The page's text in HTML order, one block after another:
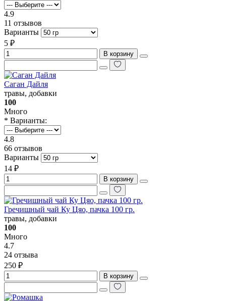
4.9
11 отзывов
Варианты
5 ₽
В корзину
Саган Дайля
травы, добавки
100
Много
* Варианты:
4.8
66 отзывов
Варианты
14 ₽
В корзину
Гречишный чай Ку Цяо, пачка 100 гр.
травы, добавки
100
Много
4.7
24 отзыва
250 ₽
В корзину